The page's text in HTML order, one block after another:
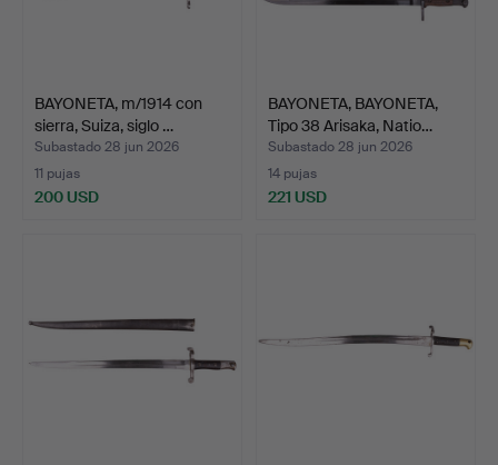
BAYONETA, m/1914 con
sierra, Suiza, siglo …
Subastado 28 jun 2026
11 pujas
200 USD
BAYONETA, BAYONETA,
Tipo 38 Arisaka, Natio…
Subastado 28 jun 2026
14 pujas
221 USD